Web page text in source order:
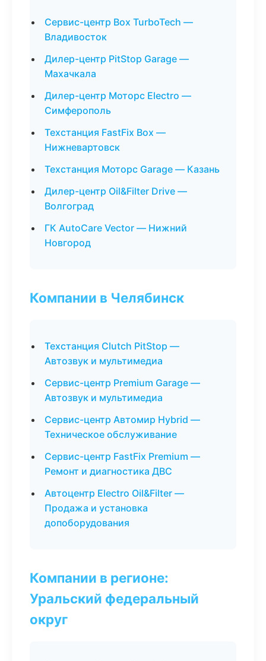
Сервис-центр Box TurboTech —
Владивосток
Дилер-центр PitStop Garage —
Махачкала
Дилер-центр Моторс Electro —
Симферополь
Техстанция FastFix Box —
Нижневартовск
Техстанция Моторс Garage — Казань
Дилер-центр Oil&Filter Drive —
Волгоград
ГК AutoCare Vector — Нижний
Новгород
Компании в Челябинск
Техстанция Clutch PitStop —
Автозвук и мультимедиа
Сервис-центр Premium Garage —
Автозвук и мультимедиа
Сервис-центр Автомир Hybrid —
Техническое обслуживание
Сервис-центр FastFix Premium —
Ремонт и диагностика ДВС
Автоцентр Electro Oil&Filter —
Продажа и установка
допоборудования
Компании в регионе:
Уральский федеральный
округ